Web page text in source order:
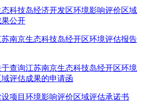
科技岛经济开发区环境影响评价区域
公开
苏南京生态科技岛经开区环境评估报告
查询江苏南京生态科技岛经开区环境
评估成果的申请函
项目环境影响评价区域评估承诺书